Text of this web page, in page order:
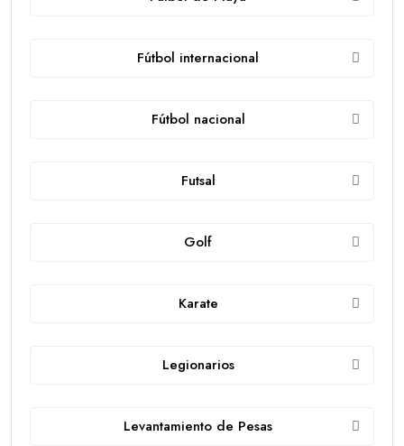
Fútbol internacional
Fútbol nacional
Futsal
Golf
Karate
Legionarios
Levantamiento de Pesas